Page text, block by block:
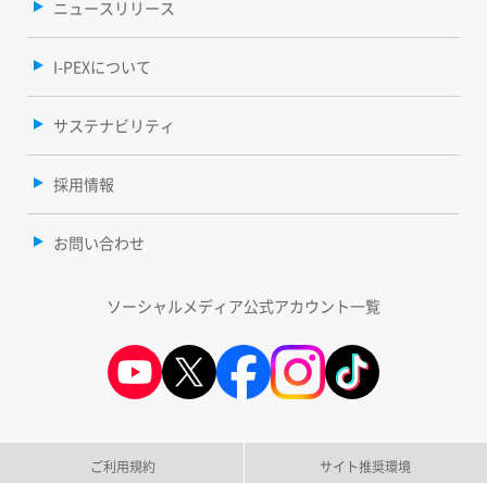
ニュースリリース
I-PEXについて
サステナビリティ
採用情報
お問い合わせ
ソーシャルメディア公式アカウント一覧
ご利用規約 サイト推奨環境